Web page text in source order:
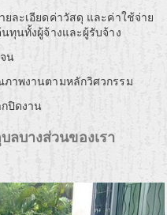
ยละเอียดค่าวัสดุ และค่าใช้จ่าย
ทุนทั้งผู้จ้างและผู้รับจ้าง
น
าพงานตามหลักวิศวกรรม
ปิดงาน
ลบางส่วนของเรา